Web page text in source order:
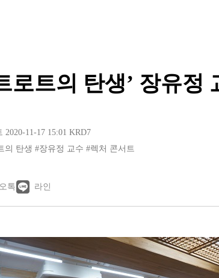
로트의 탄생’ 장유정
2020-11-17 15:01 KRD7
의 탄생 #장유정 교수 #렉처 콘서트
톡 라인